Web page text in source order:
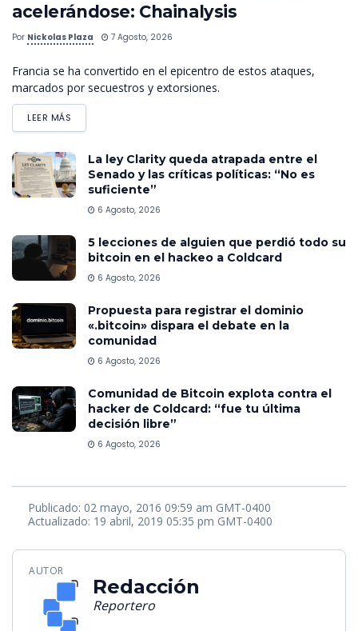
acelerándose: Chainalysis
Por Nickolas Plaza 7 Agosto, 2026
Francia se ha convertido en el epicentro de estos ataques,
marcados por secuestros y extorsiones.
LEER MÁS
La ley Clarity queda atrapada entre el
Senado y las críticas políticas: “No es
suficiente”
6 Agosto, 2026
5 lecciones de alguien que perdió todo su
bitcoin en el hackeo a Coldcard
6 Agosto, 2026
Propuesta para registrar el dominio
«.bitcoin» dispara el debate en la
comunidad
6 Agosto, 2026
Comunidad de Bitcoin explota contra el
hacker de Coldcard: “fue tu última
decisión libre”
6 Agosto, 2026
Publicado: 02 mayo, 2016 09:59 am GMT-0400
Actualizado: 19 abril, 2019 05:35 pm GMT-0400
AUTOR
Redacción
Reportero